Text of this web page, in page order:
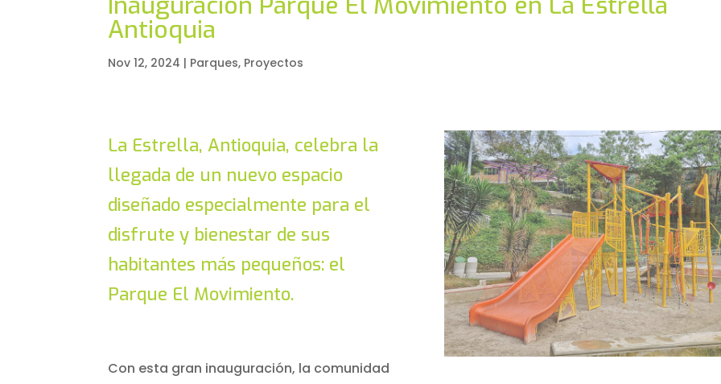
Antioquia
Nov 12, 2024 | Parques, Proyectos
La Estrella, Antioquia, celebra la
llegada de un nuevo espacio
diseñado especialmente para el
disfrute y bienestar de sus
habitantes más pequeños: el
Parque El Movimiento.
Con esta gran inauguración, la comunidad